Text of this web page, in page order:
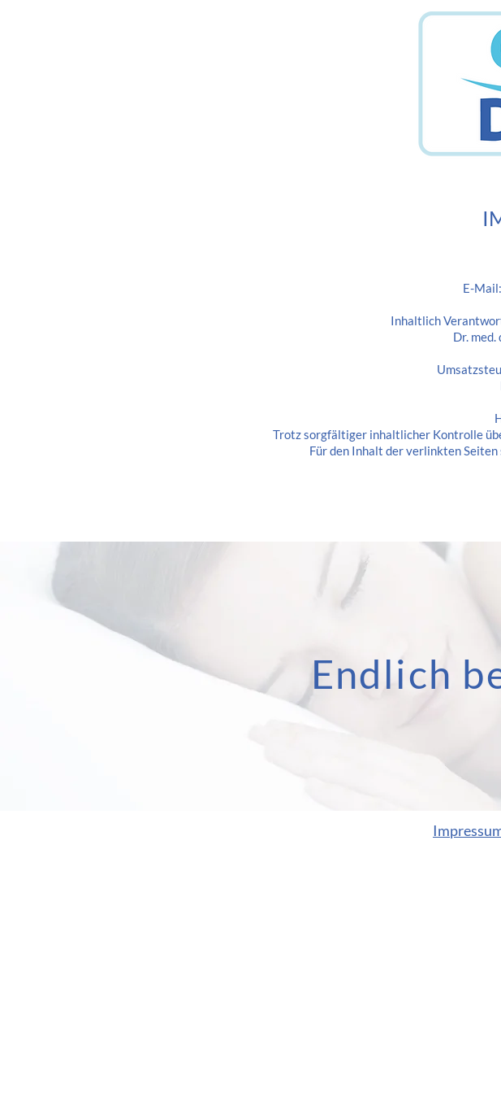
E-Mail:
Inhaltlich
Dr.
Trotz sorgfältiger inhaltlicher Kontrolle
Für den Inhalt der verlinkten
Endlich